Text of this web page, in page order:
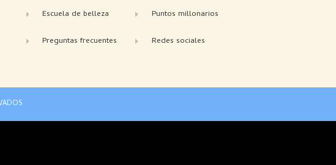
Escuela de belleza
Preguntas frecuentes
Puntos millonarios
Redes sociales